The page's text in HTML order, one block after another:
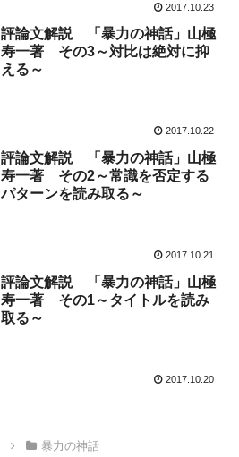
2017.10.23
評論文解説 「暴力の神話」山極
寿一著 その3～対比は絶対に抑
える～
2017.10.22
評論文解説 「暴力の神話」山極
寿一著 その2～常識を否定する
パターンを読み取る～
2017.10.21
評論文解説 「暴力の神話」山極
寿一著 その1～タイトルを読み
取る～
2017.10.20
暴力の神話